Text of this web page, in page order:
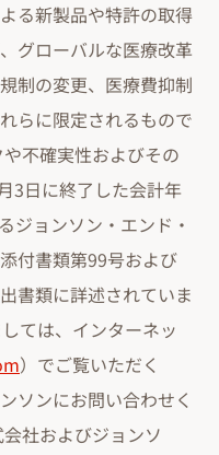
る新製品や特許の取得
グローバルな医療改革
制の変更、医療費抑制
らに限定されるもので
不確実性およびその
3日に終了した会計年
ジョンソン・エンド・
付書類第99号および
書類に詳述されていま
ては、インターネッ
）でご覧いただく
ソンにお問い合わせく
社およびジョンソ